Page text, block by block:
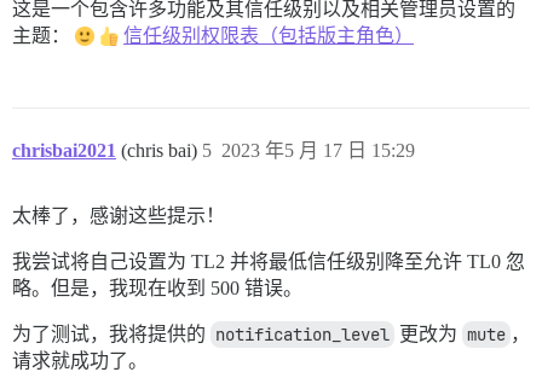
这是一个包含许多功能及其信任级别以及相关管理员设置的
主题：
信任级别权限表（包括版主角色）
chrisbai2021 (chris bai) 2023 年5 月 17 日 15:29
5
太棒了，感谢这些提示！
我尝试将自己设置为 TL2 并将最低信任级别降至允许 TL0 忽
略。但是，我现在收到 500 错误。
为了测试，我将提供的 notification_level 更改为 mute ，
请求就成功了。